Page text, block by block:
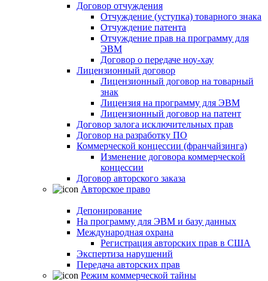
Договор отчуждения
Отчуждение (уступка) товарного знака
Отчуждение патента
Отчуждение прав на программу для
ЭВМ
Договор о передаче ноу-хау
Лицензионный договор
Лицензионный договор на товарный
знак
Лицензия на программу для ЭВМ
Лицензионный договор на патент
Договор залога исключительных прав
Договор на разработку ПО
Коммерческой концессии (франчайзинга)
Изменение договора коммерческой
концессии
Договор авторского заказа
Авторское право
Депонирование
На программу для ЭВМ и базу данных
Международная охрана
Регистрация авторских прав в США
Экспертиза нарушений
Передача авторских прав
Режим коммерческой тайны